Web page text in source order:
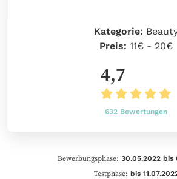
Kategorie:
Preis: 11€ - 20€
4,7
632 Bewertungen
Bewerbungsphase: 30.05.2022 bis
Testphase: bis